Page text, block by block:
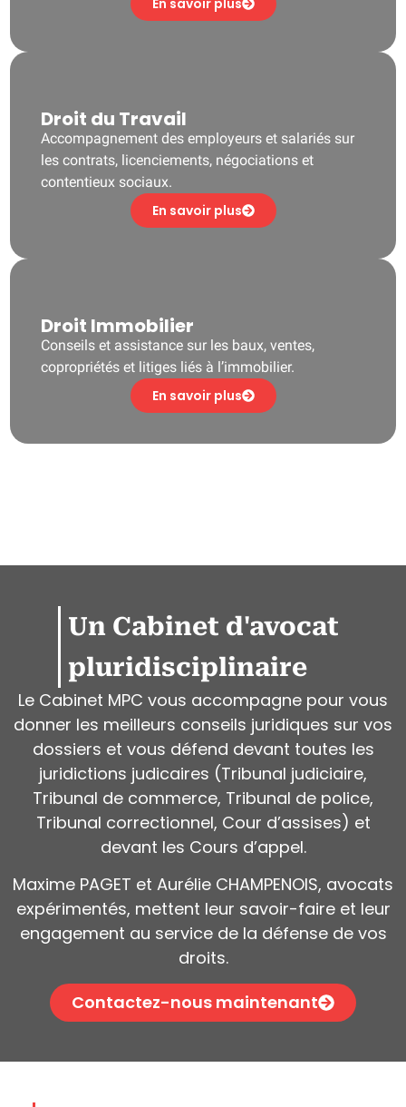
En savoir plus
Droit du Travail
Accompagnement des employeurs et salariés sur
les contrats, licenciements, négociations et
contentieux sociaux.
En savoir plus
Droit Immobilier
Conseils et assistance sur les baux, ventes,
copropriétés et litiges liés à l’immobilier.
En savoir plus
Un Cabinet d'avocat
pluridisciplinaire
Le Cabinet MPC vous accompagne pour vous
donner les meilleurs conseils juridiques sur vos
dossiers et vous défend devant toutes les
juridictions judicaires (Tribunal judiciaire,
Tribunal de commerce, Tribunal de police,
Tribunal correctionnel, Cour d’assises) et
devant les Cours d’appel.
Maxime PAGET et Aurélie CHAMPENOIS, avocats
expérimentés, mettent leur savoir-faire et leur
engagement au service de la défense de vos
droits.
Contactez-nous maintenant